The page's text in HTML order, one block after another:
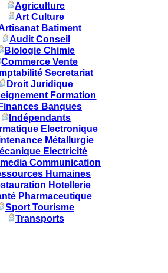
Agriculture
Art Culture
Batiment
Audit Conseil
Biologie Chimie
Commerce Vente
Secretariat
Droit Juridique
Formation
Finances Banques
Indépendants
Electronique
Métallurgie
Electricité
Communication
Humaines
Hotellerie
Pharmaceutique
Sport Tourisme
Transports